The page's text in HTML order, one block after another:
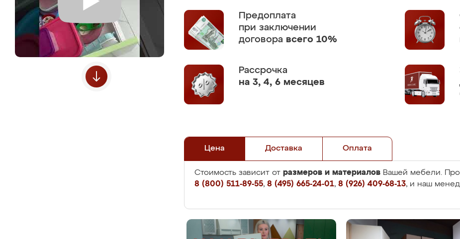
Предоплата
при заключении
договора всего 10%
Рассрочка
на 3, 4, 6 месяцев
Цена Доставка Оплата
Стоимость зависит от размеров и материалов Вашей мебели.
8 (800) 511-89-55, 8 (495) 665-24-01, 8 (926) 409-68-13, и наш